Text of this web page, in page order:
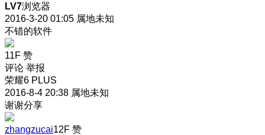
LV7浏览器
2016-3-20 01:05 属地未知
不错的软件
11F 赞
评论 举报
荣耀6 PLUS
2016-8-4 20:38 属地未知
谢谢分享
zhangzucai12F 赞